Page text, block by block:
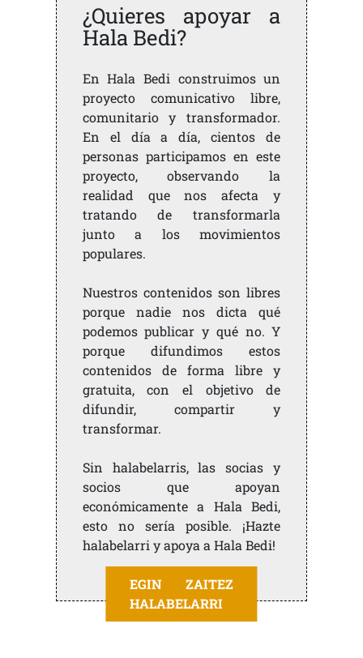
¿Quieres apoyar a
Hala Bedi?
En Hala Bedi construimos un
proyecto comunicativo libre,
comunitario y transformador.
En el día a día, cientos de
personas participamos en este
proyecto, observando la
realidad que nos afecta y
tratando de transformarla
junto a los movimientos
populares.
Nuestros contenidos son libres
porque nadie nos dicta qué
podemos publicar y qué no. Y
porque difundimos estos
contenidos de forma libre y
gratuita, con el objetivo de
difundir, compartir y
transformar.
Sin halabelarris, las socias y
socios que apoyan
económicamente a Hala Bedi,
esto no sería posible. ¡Hazte
halabelarri y apoya a Hala Bedi!
EGIN ZAITEZ
HALABELARRI